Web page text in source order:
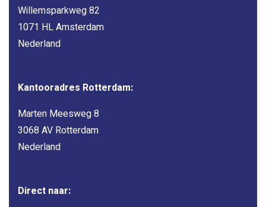
Willemsparkweg 82
1071 HL Amsterdam
Nederland
Kantooradres Rotterdam:
Marten Meesweg 8
3068 AV Rotterdam
Nederland
Direct naar: